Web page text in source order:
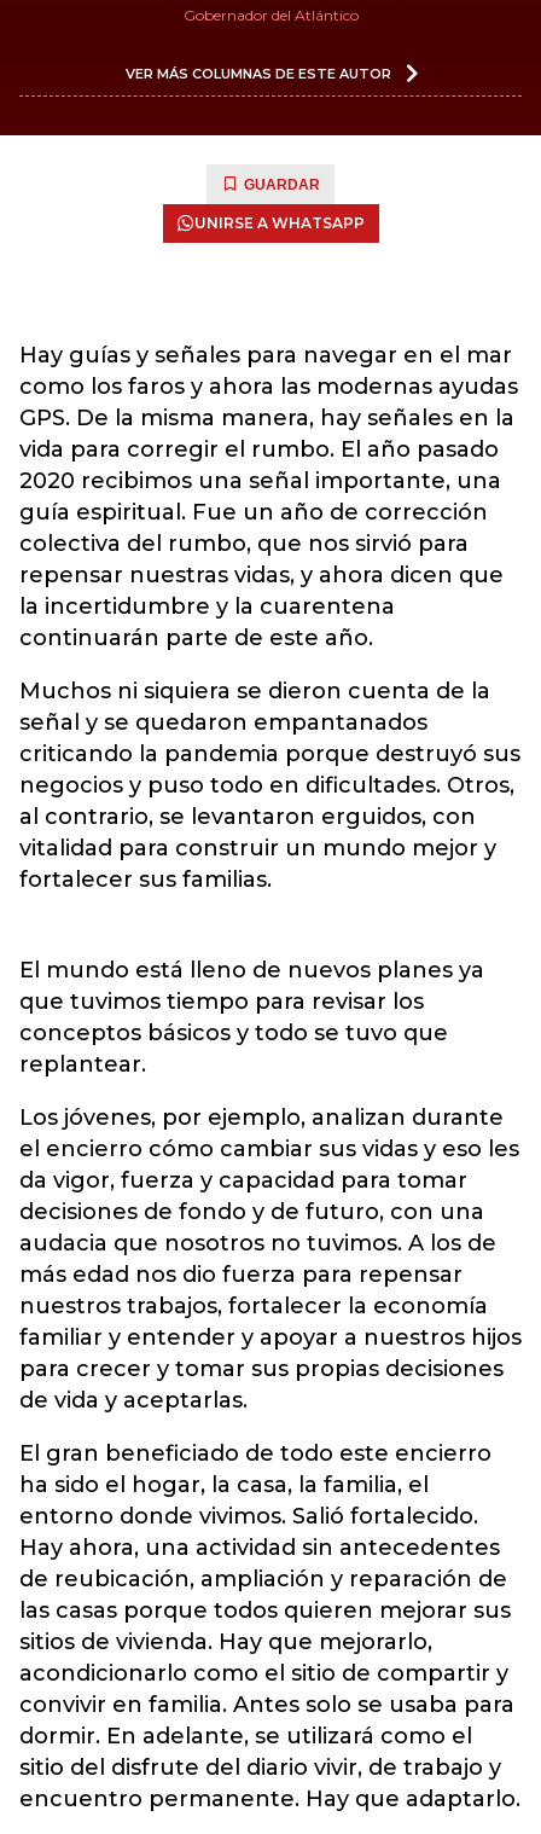
Gobernador del Atlántico
VER MÁS COLUMNAS DE ESTE AUTOR
GUARDAR
UNIRSE A WHATSAPP
Hay guías y señales para navegar en el mar
como los faros y ahora las modernas ayudas
GPS. De la misma manera, hay señales en la
vida para corregir el rumbo. El año pasado
2020 recibimos una señal importante, una
guía espiritual. Fue un año de corrección
colectiva del rumbo, que nos sirvió para
repensar nuestras vidas, y ahora dicen que
la incertidumbre y la cuarentena
continuarán parte de este año.
Muchos ni siquiera se dieron cuenta de la
señal y se quedaron empantanados
criticando la pandemia porque destruyó sus
negocios y puso todo en dificultades. Otros,
al contrario, se levantaron erguidos, con
vitalidad para construir un mundo mejor y
fortalecer sus familias.
El mundo está lleno de nuevos planes ya
que tuvimos tiempo para revisar los
conceptos básicos y todo se tuvo que
replantear.
Los jóvenes, por ejemplo, analizan durante
el encierro cómo cambiar sus vidas y eso les
da vigor, fuerza y capacidad para tomar
decisiones de fondo y de futuro, con una
audacia que nosotros no tuvimos. A los de
más edad nos dio fuerza para repensar
nuestros trabajos, fortalecer la economía
familiar y entender y apoyar a nuestros hijos
para crecer y tomar sus propias decisiones
de vida y aceptarlas.
El gran beneficiado de todo este encierro
ha sido el hogar, la casa, la familia, el
entorno donde vivimos. Salió fortalecido.
Hay ahora, una actividad sin antecedentes
de reubicación, ampliación y reparación de
las casas porque todos quieren mejorar sus
sitios de vivienda. Hay que mejorarlo,
acondicionarlo como el sitio de compartir y
convivir en familia. Antes solo se usaba para
dormir. En adelante, se utilizará como el
sitio del disfrute del diario vivir, de trabajo y
encuentro permanente. Hay que adaptarlo.